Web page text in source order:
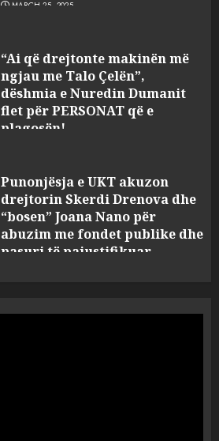
Punonjësja e UKT akuzon
drejtorin Skerdi Drenova dhe
“bosen” Joana Nano për
abuzim me fondet publike dhe
Incidenti në ndeshjen
Apolonia- Gramshi, nis
procedim penal për Koço
Kokëdhimën (VIDEO)
FOTO/ Persona të maskuar